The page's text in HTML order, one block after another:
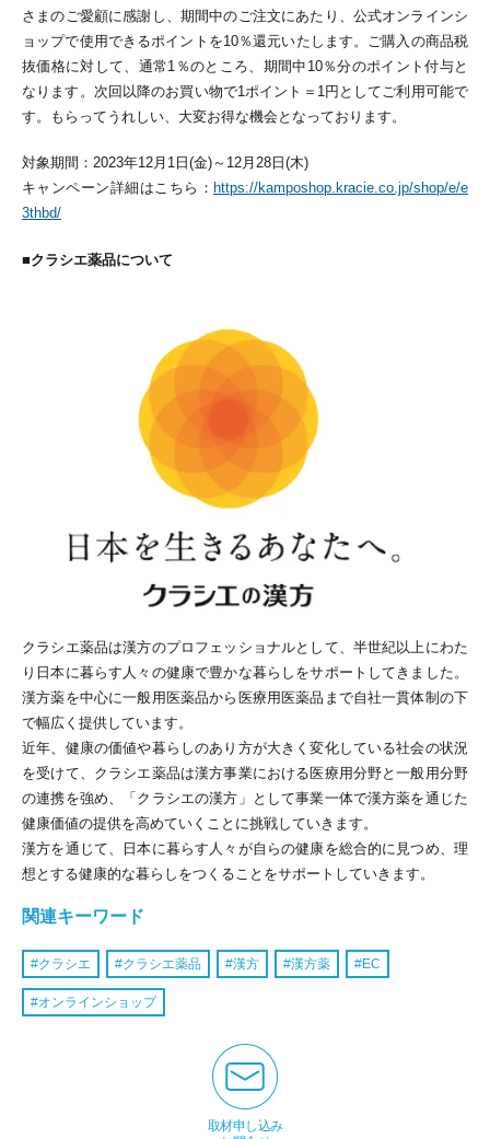
さまのご愛顧に感謝し、期間中のご注文にあたり、公式オンラインシ
ョップで使用できるポイントを10％還元いたします。ご購入の商品税
抜価格に対して、通常1％のところ、期間中10％分のポイント付与と
なります。次回以降のお買い物で1ポイント＝1円としてご利用可能で
す。もらってうれしい、大変お得な機会となっております。
対象期間：2023年12月1日(金)～12月28日(木)
キャンペーン詳細はこちら： https://kamposhop.kracie.co.jp/shop/e/e
3thbd/
■クラシエ薬品について
クラシエ薬品は漢方のプロフェッショナルとして、半世紀以上にわた
り日本に暮らす人々の健康で豊かな暮らしをサポートしてきました。
漢方薬を中心に一般用医薬品から医療用医薬品まで自社一貫体制の下
で幅広く提供しています。
近年、健康の価値や暮らしのあり方が大きく変化している社会の状況
を受けて、クラシエ薬品は漢方事業における医療用分野と一般用分野
の連携を強め、「クラシエの漢方」として事業一体で漢方薬を通じた
健康価値の提供を高めていくことに挑戦していきます。
漢方を通じて、日本に暮らす人々が自らの健康を総合的に見つめ、理
想とする健康的な暮らしをつくることをサポートしていきます。
関連キーワード
クラシエ クラシエ薬品 漢方 漢方薬 EC
オンラインショップ
取材申し込み